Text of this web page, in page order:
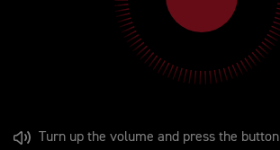
Turn up the volume and press the button